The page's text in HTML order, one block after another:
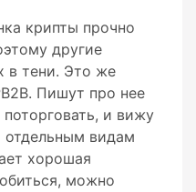
крипты прочно
другие
в тени. Это же
Пишут про нее
и вижу
видам
хорошая
можно